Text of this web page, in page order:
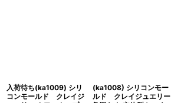
入荷待ち(ka1009) シリ
コンモールド クレイジ
(ka1008) シリコンモー
ルド クレイジュエリー